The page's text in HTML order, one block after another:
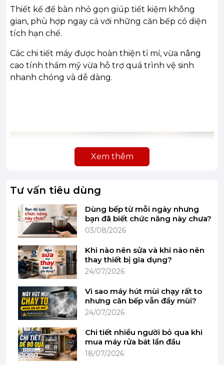
Thiết kế để bàn nhỏ gọn giúp tiết kiệm không
gian, phù hợp ngay cả với những căn bếp có diện
tích hạn chế.
Các chi tiết máy được hoàn thiện tỉ mỉ, vừa nâng
cao tính thẩm mỹ vừa hỗ trợ quá trình vệ sinh
nhanh chóng và dễ dàng.
Hình ảnh chỉ mang tính chất minh hoạ
Công nghệ trộn 3D PlanetaryMixing – Đều và mịn
Máy được trang bị công nghệ trộn 3D
PlanetaryMixing tiên tiến – cơ chế giúp đầu trộn di
chuyển đồng thời theo nhiều hướng, đảm bảo mọi
nguyên liệu đều được hòa quyện một cách đồng
Xem thêm
Tư vấn tiêu dùng
Dùng bếp từ mỗi ngày nhưng
bạn đã biết chức năng này chưa?
03/08/2026
Khi nào nên sửa và khi nào nên
thay thiết bị gia dụng?
24/07/2026
Vì sao máy hút mùi chạy rất to
nhưng căn bếp vẫn đầy mùi?
24/07/2026
Chi tiết nhiều người bỏ qua khi
mua máy rửa bát lần đầu
18/07/2026